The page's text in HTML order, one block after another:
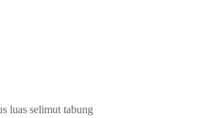
luas selimut tabung